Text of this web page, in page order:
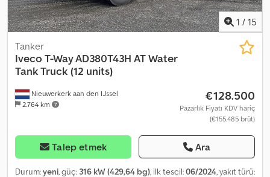
1 / 15
Nieuwerkerk aan den IJssel
2.764 km
Tanker
IvecoT-Way AD380T43H AT Water
Tank Truck (12 units)
€128.500
Pazarlık Fiyatı KDV hariç
(€155.485 brüt)
Talep etmek Ara
Durum:yeni, güç: 316 kW (429,64 bg), ilk tescil:06/2024, yakıt türü: